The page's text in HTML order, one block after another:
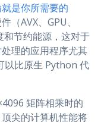
是你所需要的
（AVX、GPU、
节约能源，这对于
理的应用程序尤其
以比原生 Python 代